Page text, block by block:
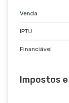
Venda
IPTU
Financiável
Impostos